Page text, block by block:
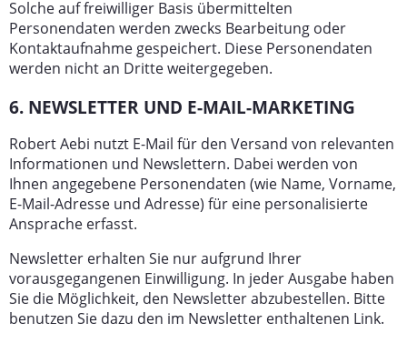
Solche auf freiwilliger Basis übermittelten
Personendaten werden zwecks Bearbeitung oder
Kontaktaufnahme gespeichert. Diese Personendaten
werden nicht an Dritte weitergegeben.
6. NEWSLETTER UND E-MAIL-MARKETING
Robert Aebi nutzt E-Mail für den Versand von relevanten
Informationen und Newslettern. Dabei werden von
Ihnen angegebene Personendaten (wie Name, Vorname,
E-Mail-Adresse und Adresse) für eine personalisierte
Ansprache erfasst.
Newsletter erhalten Sie nur aufgrund Ihrer
vorausgegangenen Einwilligung. In jeder Ausgabe haben
Sie die Möglichkeit, den Newsletter abzubestellen. Bitte
benutzen Sie dazu den im Newsletter enthaltenen Link.